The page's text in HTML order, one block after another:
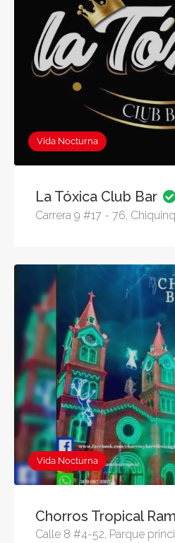
Vida Nocturna
La Tóxica Club Bar
Carrera 9 #17 - 76,
Vida Nocturna
Chorros Tropical
Calle 8 #4-52, Parque